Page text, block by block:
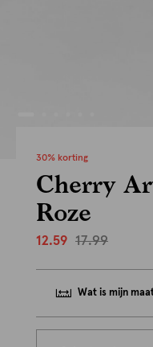
30% korting
Cherry
Roze
12.59 17.99
Wat is mijn